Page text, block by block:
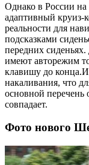
Однако в России
адаптивный круиз-
реальности для
подсказками
передних
имеют авторежим
клавишу до
накаливания, что
основной перечень
совпадает.
Фото нового